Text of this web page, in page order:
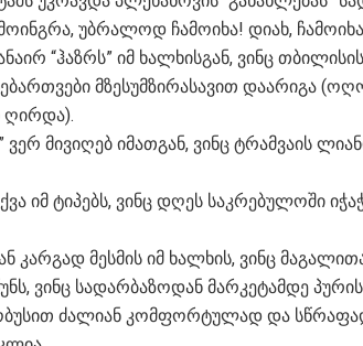
უბრალოდ ჩამოიხა! დიახ,
“ჰაზრს” იმ ხალხისგან, ვინც
მზესუმზირასავით დაარიგა
ღირდა).
ვერ მივიღებ იმათგან, ვინც ტრამვაის
იმ ტიპებს, ვინც დღეს საკრებულოში
კარგად მესმის იმ ხალხის, ვინც
ვინც სადარბაზოდან მარკეტამდე
ძალიან კომფორტულად და